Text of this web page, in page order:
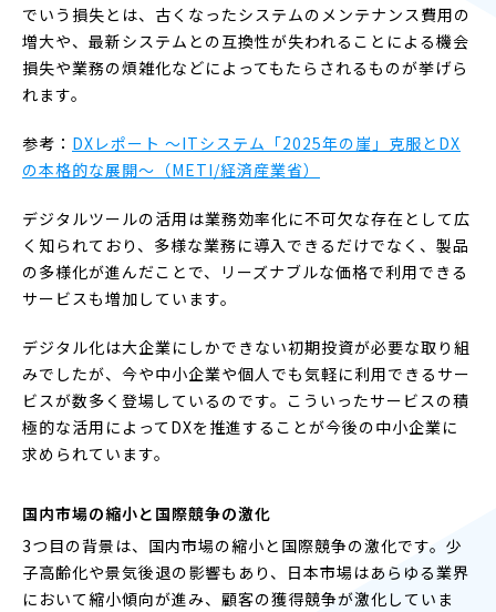
でいう損失とは、古くなったシステムのメンテナンス費用の
増大や、最新システムとの互換性が失われることによる機会
損失や業務の煩雑化などによってもたらされるものが挙げら
れます。
参考： DXレポート ～ITシステム「2025年の崖」克服とDX
の本格的な展開～（METI/経済産業省）
デジタルツールの活用は業務効率化に不可欠な存在として広
く知られており、多様な業務に導入できるだけでなく、製品
の多様化が進んだことで、リーズナブルな価格で利用できる
サービスも増加しています。
デジタル化は大企業にしかできない初期投資が必要な取り組
みでしたが、今や中小企業や個人でも気軽に利用できるサー
ビスが数多く登場しているのです。こういったサービスの積
極的な活用によってDXを推進することが今後の中小企業に
求められています。
国内市場の縮小と国際競争の激化
3つ目の背景は、国内市場の縮小と国際競争の激化です。少
子高齢化や景気後退の影響もあり、日本市場はあらゆる業界
において縮小傾向が進み、顧客の獲得競争が激化していま